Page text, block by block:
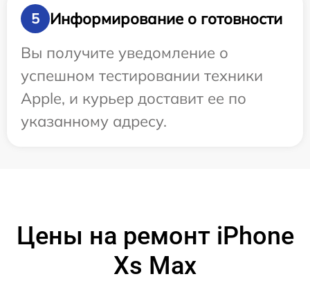
5
Информирование о готовности
Вы получите уведомление о
успешном тестировании техники
Apple, и курьер доставит ее по
указанному адресу.
Цены на ремонт iPhone
Xs Max